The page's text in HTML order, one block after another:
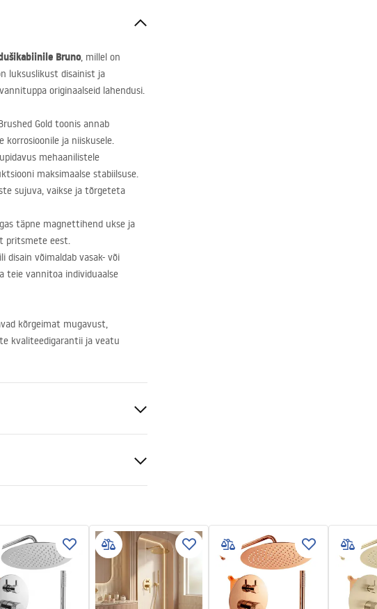
Bruno, millel on
luksuslikust disainist ja
originaalseid lahendusi.
Gold toonis annab
korrosioonile ja niiskusele.
mehaanilistele
maksimaalse stabiilsuse.
sujuva, vaikse ja tõrgeteta
täpne magnettihend ukse ja
pritsmete eest.
disain võimaldab vasak- või
teie vannitoa individuaalse
kõrgeimat mugavust,
kvaliteedigarantii ja veatu
põrandal